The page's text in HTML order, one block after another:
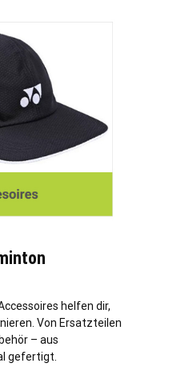
helfen dir,
Von Ersatzteilen
– aus
gefertigt.